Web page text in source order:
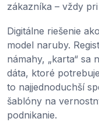
zákazníka – vždy
Digitálne riešenie ako
model naruby.
námahy, „karta“ sa
dáta, ktoré
to najjednoduchší
šablóny na
podnikanie.